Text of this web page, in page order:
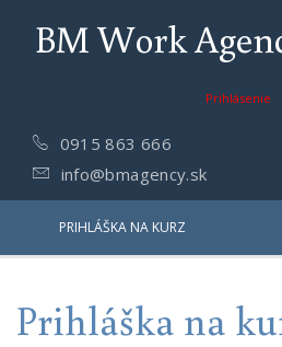
BM Work
Prihlásenie
0915 863 666
info@bmagency.sk
PRIHLÁŠKA NA KURZ
Prihláška na